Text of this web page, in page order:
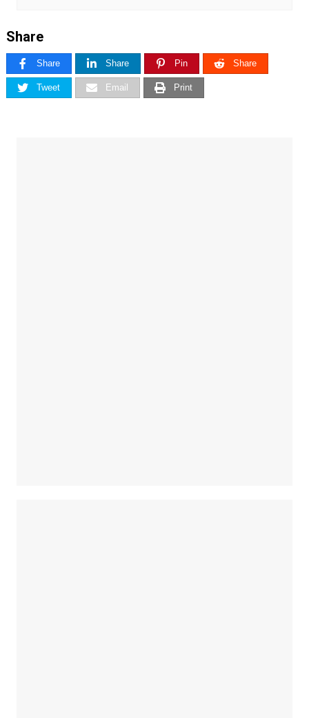
Share
Share Share Pin Share
Tweet Email Print